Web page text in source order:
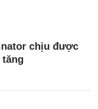
chịu được